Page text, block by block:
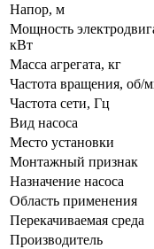
Напор, м
Мощность
кВт
Масса агрегата, кг
Частота вращения, об/
Частота сети, Гц
Вид насоса
Место установки
Монтажный признак
Назначение насоса
Область применения
Перекачиваемая среда
Производитель